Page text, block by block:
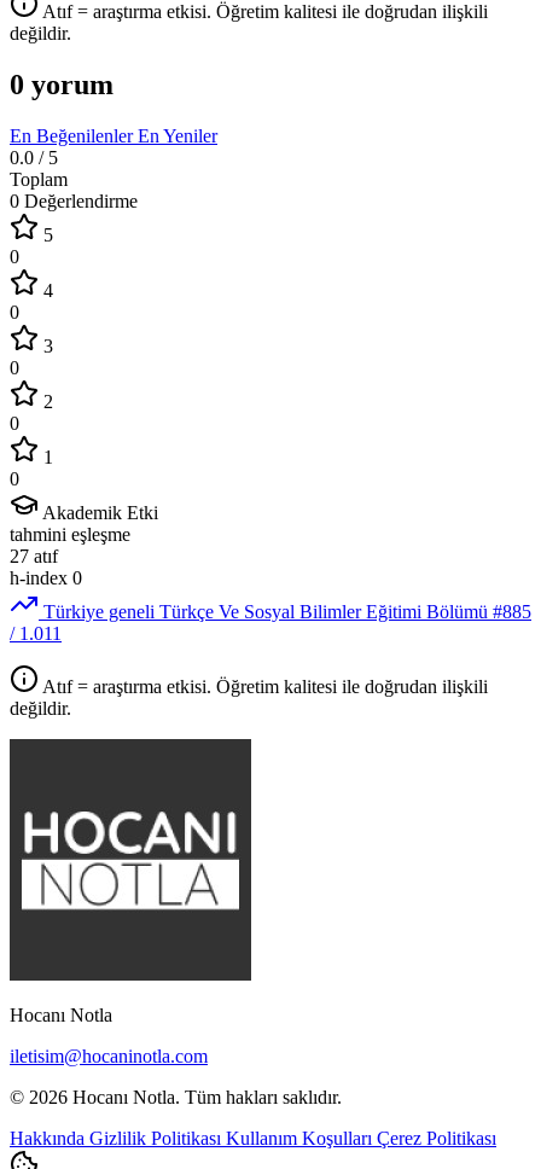
Atıf = araştırma etkisi. Öğretim kalitesi ile doğrudan ilişkili
değildir.
0 yorum
En BeğenilenlerEn Yeniler
0.0 / 5
Toplam
0 Değerlendirme
5
0
4
0
3
0
2
0
1
0
Akademik Etki
tahmini eşleşme
27 atıf
h-index 0
Türkiye geneli Türkçe Ve Sosyal Bilimler Eğitimi Bölümü #885
/ 1.011
Atıf = araştırma etkisi. Öğretim kalitesi ile doğrudan ilişkili
değildir.
Hocanı Notla
iletisim@hocaninotla.com
© 2026 Hocanı Notla. Tüm hakları saklıdır.
Hakkında Gizlilik Politikası Kullanım Koşulları Çerez Politikası